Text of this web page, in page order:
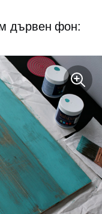
дървен фон: